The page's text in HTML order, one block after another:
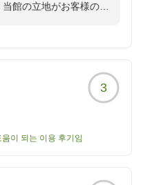
館の立地がお客様のお
励みになります。今後
う、清掃やメンテナン
3
움이 되는 이용 후기임